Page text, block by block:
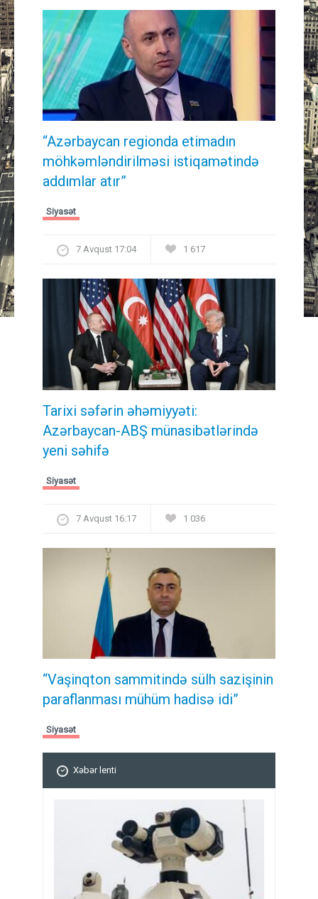
“Azərbaycan regionda etimadın
möhkəmləndirilməsi istiqamətində
addımlar atır”
Siyasət
7 Avqust 17:04 1 617
Tarixi səfərin əhəmiyyəti:
Azərbaycan-ABŞ münasibətlərində
yeni səhifə
Siyasət
7 Avqust 16:17 1 036
“Vaşinqton sammitində sülh sazişinin
paraflanması mühüm hadisə idi”
Siyasət
Xəbər lenti